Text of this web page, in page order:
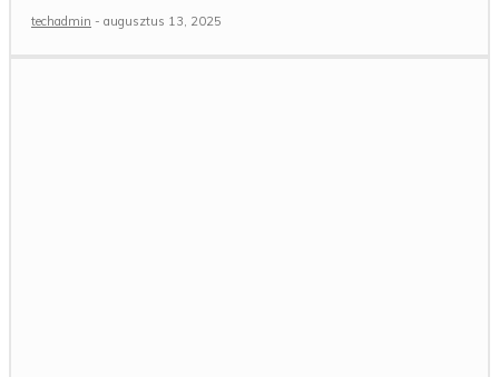
techadmin - augusztus 13, 2025